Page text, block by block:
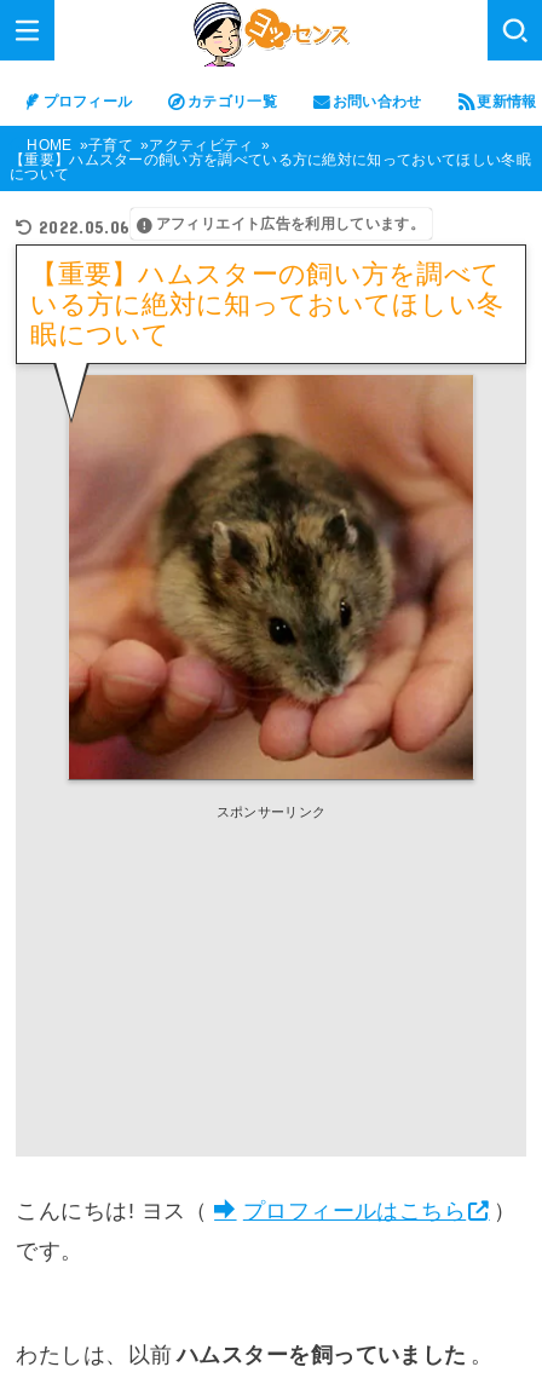
プロフィール カテゴリ一覧 お問い合わせ 更新情報
HOME 子育て
アクティビティ
【重要】ハムスターの飼い方を調べている方に絶対に知っておいてほしい冬眠
について
2022.05.06 アフィリエイト広告を利用しています。
【重要】ハムスターの飼い方を調べて
いる方に絶対に知っておいてほしい冬
眠について
スポンサーリンク
こんにちは! ヨス（ プロフィールはこちら
）
です。
わたしは、以前 ハムスターを飼っていました 。